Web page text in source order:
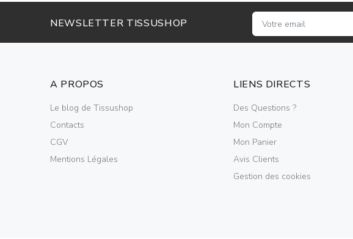
NEWSLETTER TISSUSHOP
A PROPOS
Le blog de Tissushop
Contacts
CGV
Mentions Légales
LIENS DIRECTS
Des Questions ?
Mon Compte
Mon Panier
Avis Clients
Gestion des cookies